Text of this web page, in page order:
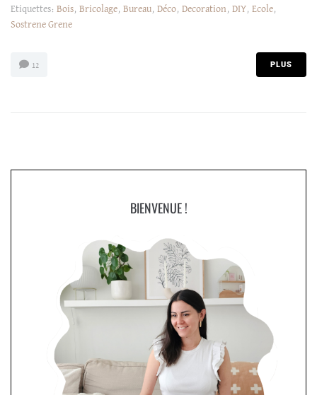
Etiquettes: Bois, Bricolage, Bureau, Déco, Decoration, DIY, Ecole,
Sostrene Grene
12 PLUS
BIENVENUE !